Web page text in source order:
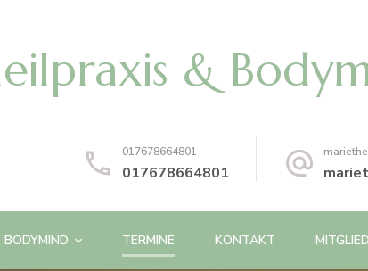
&
017678664801
017678664801
BODYMIND TERMINE KONTAKT